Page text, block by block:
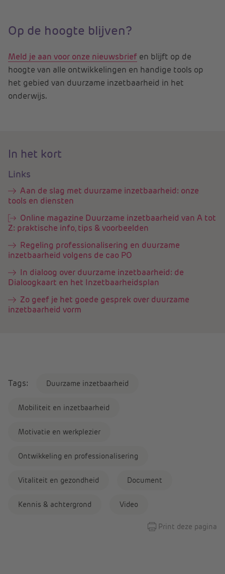
Op de hoogte blijven?
Meld je aan voor onze nieuwsbrief en blijft op de
hoogte van alle ontwikkelingen en handige tools op
het gebied van duurzame inzetbaarheid in het
onderwijs.
In het kort
Links
Aan de slag met duurzame inzetbaarheid: onze
tools en diensten
Online magazine Duurzame inzetbaarheid van A tot
Z: praktische info, tips & voorbeelden
Regeling professionalisering en duurzame
inzetbaarheid volgens de cao PO
In dialoog over duurzame inzetbaarheid: de
Dialoogkaart en het Inzetbaarheidsplan
Zo geef je het goede gesprek over duurzame
inzetbaarheid vorm
Tags: Duurzame inzetbaarheid
Mobiliteit en inzetbaarheid
Motivatie en werkplezier
Ontwikkeling en professionalisering
Vitaliteit en gezondheid Document
Kennis & achtergrond Video
Print deze pagina